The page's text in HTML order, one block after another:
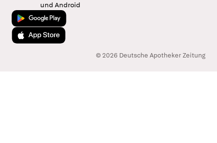
und Android
Jetzt bei Google Play
Laden im App Store
© 2026 Deutsche Apotheker Zeitung